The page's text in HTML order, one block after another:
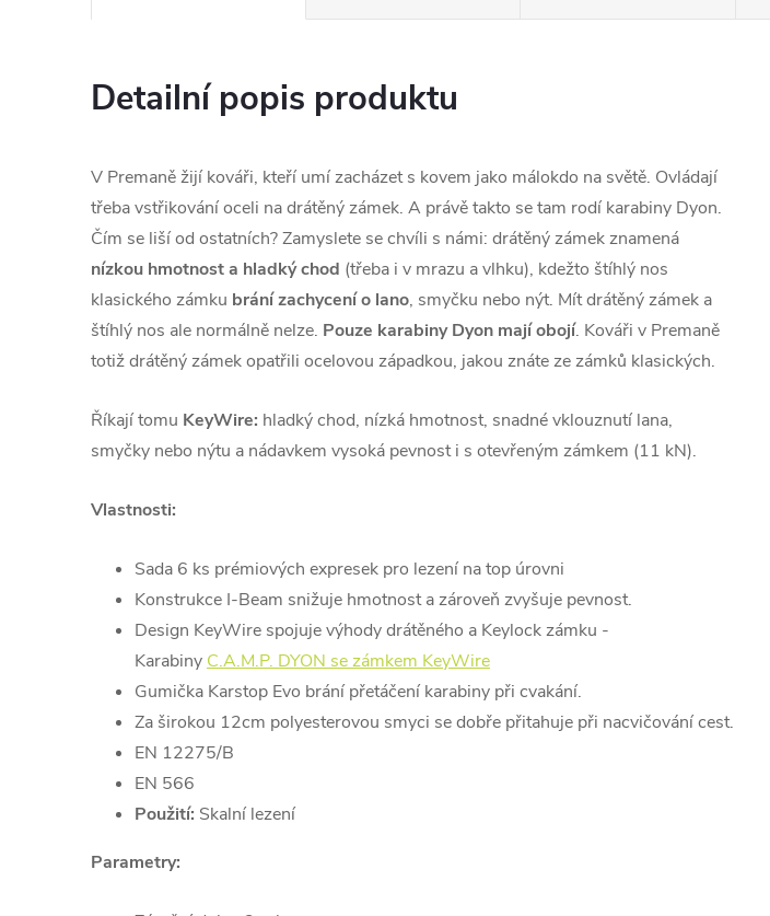
Detailní popis produktu
V Premaně žijí kováři, kteří umí zacházet s kovem jako málokdo na světě. Ovládají
třeba vstřikování oceli na drátěný zámek. A právě takto se tam rodí karabiny Dyon.
Čím se liší od ostatních? Zamyslete se chvíli s námi: drátěný zámek znamená
nízkou hmotnost a hladký chod (třeba i v mrazu a vlhku), kdežto štíhlý nos
klasického zámku brání zachycení o lano, smyčku nebo nýt. Mít drátěný zámek a
štíhlý nos ale normálně nelze. Pouze karabiny Dyon mají obojí. Kováři v Premaně
totiž drátěný zámek opatřili ocelovou západkou, jakou znáte ze zámků klasických.
Říkají tomu KeyWire: hladký chod, nízká hmotnost, snadné vklouznutí lana,
smyčky nebo nýtu a nádavkem vysoká pevnost i s otevřeným zámkem (11 kN).
Vlastnosti:
Sada 6 ks prémiových expresek pro lezení na top úrovni
Konstrukce I-Beam snižuje hmotnost a zároveň zvyšuje pevnost.
Design KeyWire spojuje výhody drátěného a Keylock zámku -
Karabiny C.A.M.P. DYON se zámkem KeyWire
Gumička Karstop Evo brání přetáčení karabiny při cvakání.
Za širokou 12cm polyesterovou smyci se dobře přitahuje při nacvičování cest.
EN 12275/B
EN 566
Použití: Skalní lezení
Parametry: